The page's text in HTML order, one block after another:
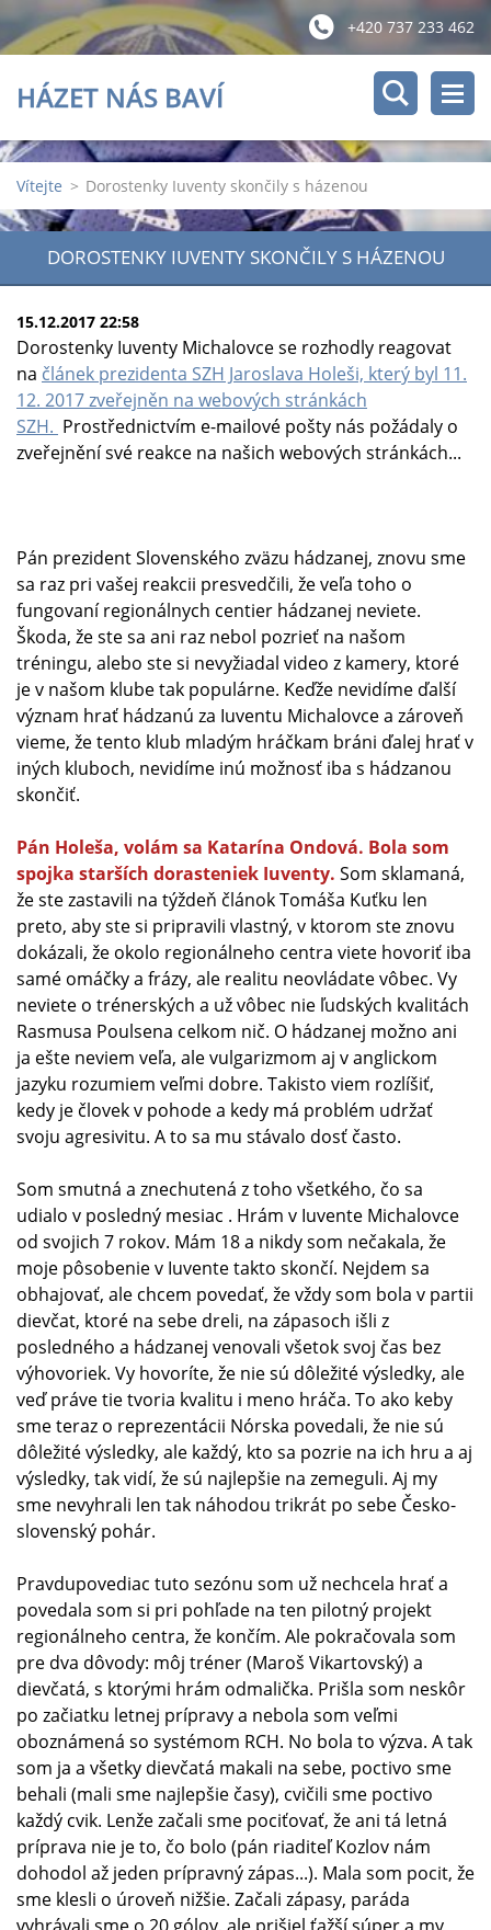
+420 737 233 462
HÁZET NÁS BAVÍ
Vítejte > Dorostenky Iuventy skončily s házenou
DOROSTENKY IUVENTY SKONČILY S HÁZENOU
15.12.2017 22:58
Dorostenky Iuventy Michalovce se rozhodly reagovat
na článek prezidenta SZH Jaroslava Holeši, který byl 11.
12. 2017 zveřejněn na webových stránkách
SZH. Prostřednictvím e-mailové pošty nás požádaly o
zveřejnění své reakce na našich webových stránkách...
Pán prezident Slovenského zväzu hádzanej, znovu sme
sa raz pri vašej reakcii presvedčili, že veľa toho o
fungovaní regionálnych centier hádzanej neviete.
Škoda, že ste sa ani raz nebol pozrieť na našom
tréningu, alebo ste si nevyžiadal video z kamery, ktoré
je v našom klube tak populárne. Keďže nevidíme ďalší
význam hrať hádzanú za Iuventu Michalovce a zároveň
vieme, že tento klub mladým hráčkam bráni ďalej hrať v
iných kluboch, nevidíme inú možnosť iba s hádzanou
skončiť.
Pán Holeša, volám sa Katarína Ondová. Bola som
spojka starších dorasteniek Iuventy. Som sklamaná,
že ste zastavili na týždeň článok Tomáša Kuťku len
preto, aby ste si pripravili vlastný, v ktorom ste znovu
dokázali, že okolo regionálneho centra viete hovoriť iba
samé omáčky a frázy, ale realitu neovládate vôbec. Vy
neviete o trénerských a už vôbec nie ľudských kvalitách
Rasmusa Poulsena celkom nič. O hádzanej možno ani
ja ešte neviem veľa, ale vulgarizmom aj v anglickom
jazyku rozumiem veľmi dobre. Takisto viem rozlíšiť,
kedy je človek v pohode a kedy má problém udržať
svoju agresivitu. A to sa mu stávalo dosť často.
Som smutná a znechutená z toho všetkého, čo sa
udialo v posledný mesiac . Hrám v Iuvente Michalovce
od svojich 7 rokov. Mám 18 a nikdy som nečakala, že
moje pôsobenie v Iuvente takto skončí. Nejdem sa
obhajovať, ale chcem povedať, že vždy som bola v partii
dievčat, ktoré na sebe dreli, na zápasoch išli z
posledného a hádzanej venovali všetok svoj čas bez
výhovoriek. Vy hovoríte, že nie sú dôležité výsledky, ale
veď práve tie tvoria kvalitu i meno hráča. To ako keby
sme teraz o reprezentácii Nórska povedali, že nie sú
dôležité výsledky, ale každý, kto sa pozrie na ich hru a aj
výsledky, tak vidí, že sú najlepšie na zemeguli. Aj my
sme nevyhrali len tak náhodou trikrát po sebe Česko-
slovenský pohár.
Pravdupovediac tuto sezónu som už nechcela hrať a
povedala som si pri pohľade na ten pilotný projekt
regionálneho centra, že končím. Ale pokračovala som
pre dva dôvody: môj tréner (Maroš Vikartovský) a
dievčatá, s ktorými hrám odmalička. Prišla som neskôr
po začiatku letnej prípravy a nebola som veľmi
oboznámená so systémom RCH. No bola to výzva. A tak
som ja a všetky dievčatá makali na sebe, poctivo sme
behali (mali sme najlepšie časy), cvičili sme poctivo
každý cvik. Lenže začali sme pociťovať, že ani tá letná
príprava nie je to, čo bolo (pán riaditeľ Kozlov nám
dohodol až jeden prípravný zápas...). Mala som pocit, že
sme klesli o úroveň nižšie. Začali zápasy, paráda